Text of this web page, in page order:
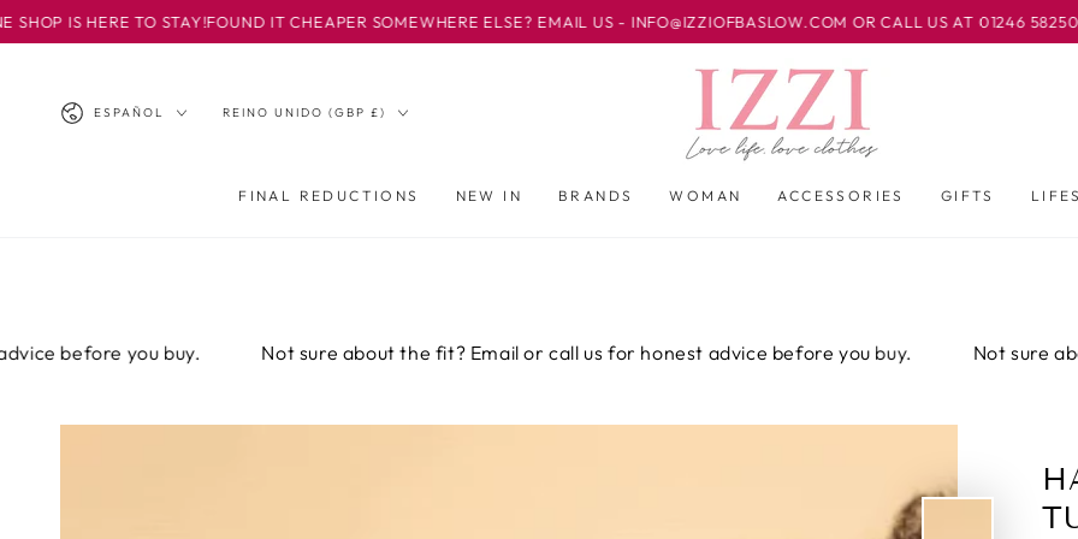
IR AL
CONTENIDO
TO STAY!FOUND IT CHEAPER SOMEWHERE ELSE? EMAIL US - INFO@IZZIOFBASLOW.COM OR CALL US AT 01246 582500 TO FIND
IdiomaESPAÑOL País/región
REINO UNIDO (GBP £)
FINAL REDUCTIONS NEW IN BRANDS WOMAN ACCESSORIES GIFTS
you buy. Not sure about the fit? Email or call us for honest advice before you buy. Not sure about the
IR A LA